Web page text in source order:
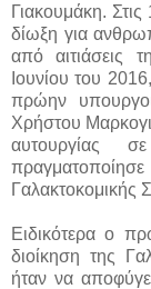
Γιακουμάκη.
δίωξη για
από αιτιάσεις
Ιουνίου του
πρώην
Χρήστου
αυτουργίας
Γαλακτοκομικής
Ειδικότερα ο
διοίκηση της
ήταν να